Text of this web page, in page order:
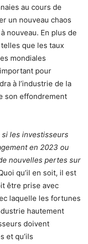
au cours de
un nouveau chaos
nouveau. En plus de
que les taux
mondiales
pour
à l’industrie de la
son effondrement
les investisseurs
en 2023 ou
nouvelles pertes sur
qu’il en soit, il est
être prise avec
laquelle les fortunes
hautement
doivent
et qu’ils